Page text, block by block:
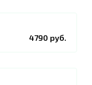
4790 руб.